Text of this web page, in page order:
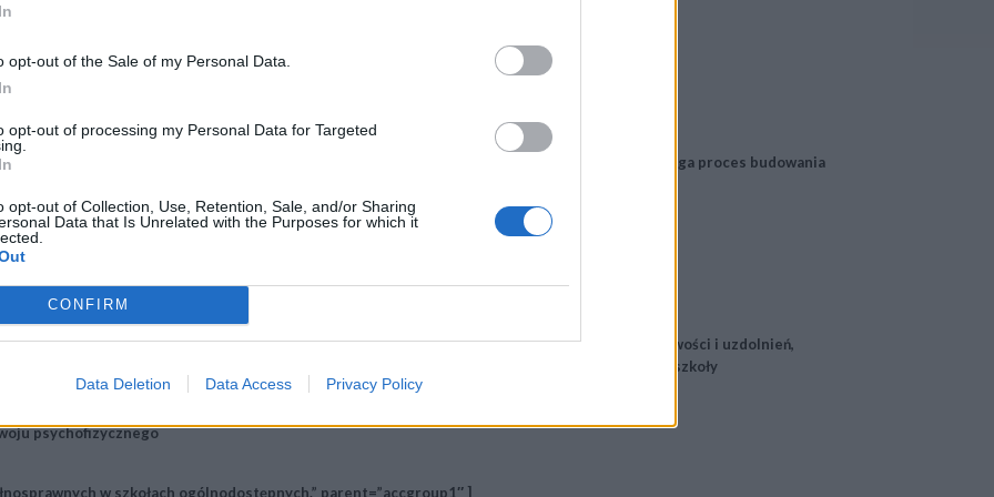
opt-out of the Sale of my Personal Data.
opt-out of processing my Personal Data for Targeted
opt-out of Collection, Use, Retention, Sale, and/or Sharing
Data that Is Unrelated with the Purposes for which it
CONFIRM
Data Deletion Data Access Privacy Policy
w szkole ponadgimnazjalnej.” parent=”accgroup1″ ]
nauki jako strategia szkoły na poprawę efektów kształcenia
szkole ponadgimnazjalnej
nauczycieli szkoły w zakresie zarządzania wiedzą i doświadczeniem pracowników. Jak przebiega proces budowania
rzecz poprawy efektywności kształcenia – szkolenie dla nauczycieli
i bezpieczeństwa uczniów.” parent=”accgroup1″ ]
każdnym etapie kształcenia. Czyli jak wspomagać rozwój każdego ucznia przez diagnozę możliwości i uzdolnień,
przez niego sukcesu edukacyjnego. Systemowe podnoszenie jakości pracy nauczycieli i szkoły
uczniów
psychofizycznego
w szkołach ogólnodostępnych.” parent=”accgroup1″ ]